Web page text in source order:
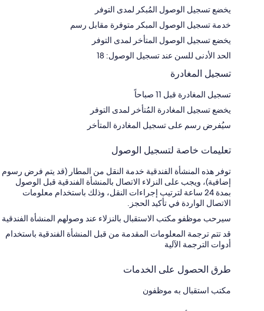
يخضع تسجيل الوصول المُبكر لمدى التوفر
خدمة تسجيل الوصول المبكر متوفرة مقابل رسم
يخضع تسجيل الوصول المتأخر لمدى التوفر
الحد الأدنى للسن عند تسجيل الوصول: 18
تسجيل المغادرة
تسجيل المغادرة قبل 11 صباحاً
يخضع تسجيل المغادرة المُتأخر لمدى التوفر
سيُفرض رسم على تسجيل المغادرة المتأخر
تعليمات خاصة لتسجيل الوصول
توفر هذه المنشأة الفندقية خدمة النقل من المطار (قد يتم فرض رسوم
إضافية)، ويجب على النزلاء الاتصال بالمنشأة الفندقية قبل الوصول
بمدة 24 ساعة لترتيب إجراءات النقل، وذلك باستخدام معلومات
الاتصال الواردة في تأكيد الحجز.
سيرحب موظفو مكتب الاستقبال بالنزلاء عند وصولهم المنشأة الفندقية
قد تتم ترجمة المعلومات المقدمة من قبل المنشأة الفندقية باستخدام
أدوات الترجمة الآلية
طرق الحصول على الخدمات
مكتب استقبال به موظفون